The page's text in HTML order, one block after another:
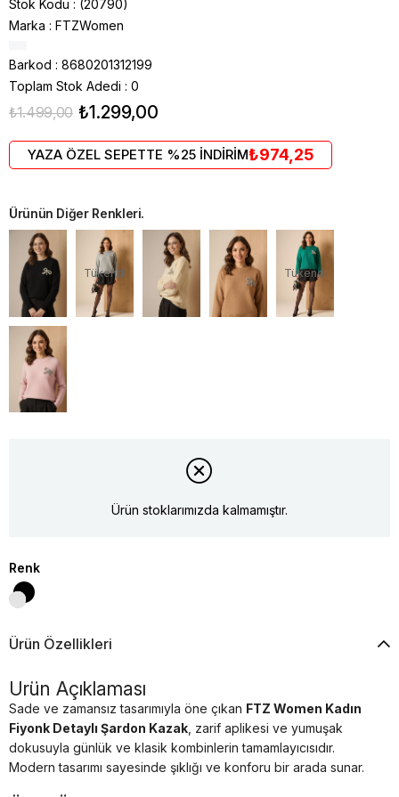
Stok Kodu
(20790)
Marka : FTZWomen
Barkod : 8680201312199
Toplam Stok Adedi : 0
₺1.499,00 ₺1.299,00
YAZA ÖZEL SEPETTE %25 İNDİRİM₺974,25
Ürünün Diğer Renkleri.
Tükendi Tükendi
Ürün stoklarımızda kalmamıştır.
Renk
Ürün Özellikleri
Ürün Açıklaması
Sade ve zamansız tasarımıyla öne çıkan FTZ Women Kadın
Fiyonk Detaylı Şardon Kazak , zarif aplikesi ve yumuşak
dokusuyla günlük ve klasik kombinlerin tamamlayıcısıdır.
Modern tasarımı sayesinde şıklığı ve konforu bir arada sunar.